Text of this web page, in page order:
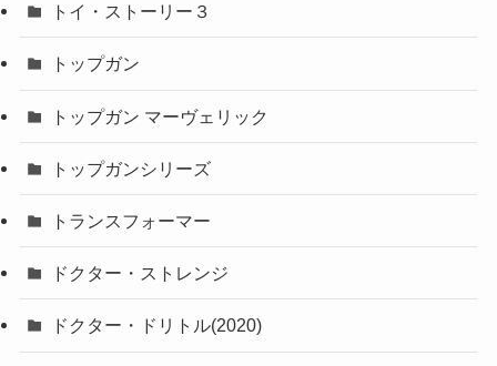
トイ・ストーリー３
トップガン
トップガン マーヴェリック
トップガンシリーズ
トランスフォーマー
ドクター・ストレンジ
ドクター・ドリトル(2020)